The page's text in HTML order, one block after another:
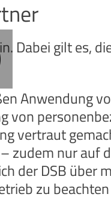
Dabei gilt es,
Anwendung
von
vertraut
zudem nur auf
der DSB über
zu